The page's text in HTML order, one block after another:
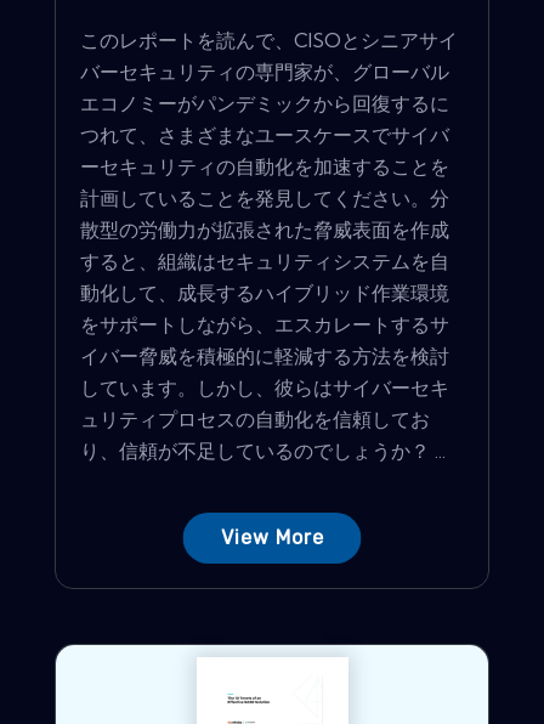
このレポートを読んで、CISOとシニアサイ
バーセキュリティの専門家が、グローバル
エコノミーがパンデミックから回復するに
つれて、さまざまなユースケースでサイバ
ーセキュリティの自動化を加速することを
計画していることを発見してください。分
散型の労働力が拡張された脅威表面を作成
すると、組織はセキュリティシステムを自
動化して、成長するハイブリッド作業環境
をサポートしながら、エスカレートするサ
イバー脅威を積極的に軽減する方法を検討
しています。しかし、彼らはサイバーセキ
ュリティプロセスの自動化を信頼してお
り、信頼が不足しているのでしょうか？ ...
View More